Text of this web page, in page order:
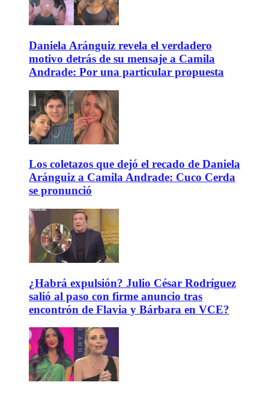
Daniela Aránguiz revela el verdadero
motivo detrás de su mensaje a Camila
Andrade: Por una particular propuesta
Los coletazos que dejó el recado de Daniela
Aránguiz a Camila Andrade: Cuco Cerda
se pronunció
¿Habrá expulsión? Julio César Rodríguez
salió al paso con firme anuncio tras
encontrón de Flavia y Bárbara en VCE?